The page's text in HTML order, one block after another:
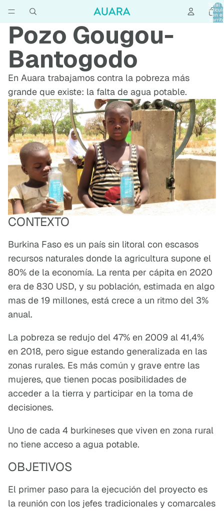
Total
en el
0
Pozo Gougou-
Bantogodo
En Auara trabajamos contra la pobreza más
grande que existe: la falta de agua potable.
CONTEXTO
Burkina Faso es un país sin litoral con escasos
recursos naturales donde la agricultura supone el
80% de la economía. La renta per cápita en 2020
era de 830 USD, y su población, estimada en algo
mas de 19 millones, está crece a un ritmo del 3%
anual.
La pobreza se redujo del 47% en 2009 al 41,4%
en 2018, pero sigue estando generalizada en las
zonas rurales. Es más común y grave entre las
mujeres, que tienen pocas posibilidades de
acceder a la tierra y participar en la toma de
decisiones.
Uno de cada 4 burkineses que viven en zona rural
no tiene acceso a agua potable.
OBJETIVOS
El primer paso para la ejecución del proyecto es
la reunión con los jefes tradicionales y comarcales